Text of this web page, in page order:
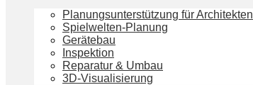
Planungsunterstützung für Architekten
Spielwelten-Planung
Gerätebau
Inspektion
Reparatur & Umbau
3D-Visualisierung